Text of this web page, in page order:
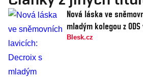
Nová láska ve
mladým kolegou z
Blesk.cz